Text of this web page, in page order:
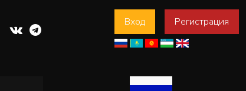
Вход Регистрация